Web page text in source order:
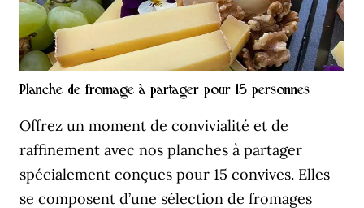
Planche de fromage à partager pour 15 personnes
Offrez un moment de convivialité et de
raffinement avec nos planches à partager
spécialement conçues pour 15 convives. Elles
se composent d’une sélection de fromages